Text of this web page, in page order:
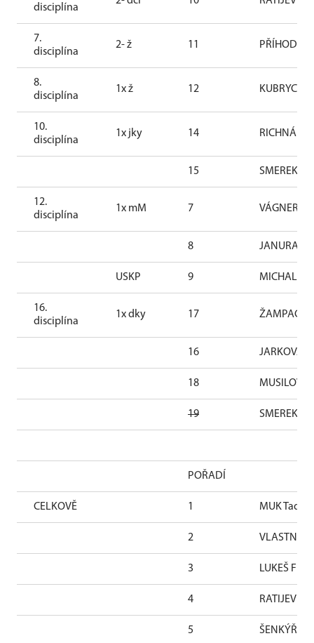
disciplína
7.
disciplína
2- ž 11
8.
disciplína
1x ž 12
10.
disciplína
1x jky 14
15
12.
disciplína
1x mM 7 VÁGNER
8 JANURA
USKP 9 MICHAL
16.
disciplína
1x dky 17
16 JARKOVÁ
18 MUSILOVÁ
19
POŘADÍ
CELKOVĚ 1 MUK
2 VLASTNÍK
3 LUKEŠ
4 RATIJEV
5 ŠENKÝŘ